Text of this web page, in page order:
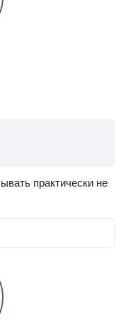
практически не